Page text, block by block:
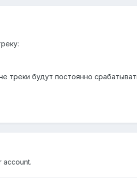
треки будут постоянно
account.